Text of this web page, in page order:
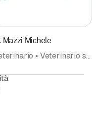
Mazzi Michele
Veterinario • Veterinario servizio di pronto soccorso • Servizio di emergenza • Alimenti per animali • Articoli per Animali